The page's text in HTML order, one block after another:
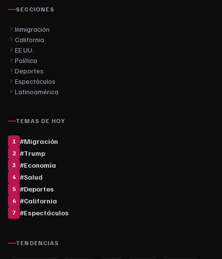
SECCIONES
Inmigración
California
EE.UU.
Política
Deportes
Espectáculos
Latinoamérica
TEMAS DE HOY
1 #Migración
2 #Trump
3 #Economía
4 #Salud
5 #Deportes
6 #California
7 #Espectáculos
TENDENCIAS